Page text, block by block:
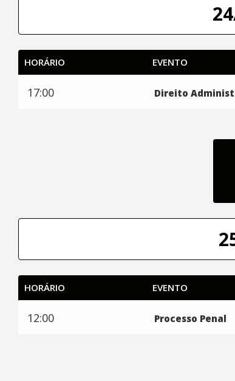
HORÁRIO EVENTO
17:00 Direito
HORÁRIO EVENTO
12:00 Processo Penal